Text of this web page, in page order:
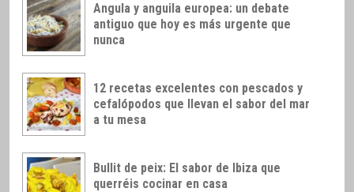
Angula y anguila europea: un debate
antiguo que hoy es más urgente que
nunca
12 recetas excelentes con pescados y
cefalópodos que llevan el sabor del mar
a tu mesa
Bullit de peix: El sabor de Ibiza que
querréis cocinar en casa